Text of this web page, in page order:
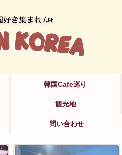
韓国Cafe巡り
観光地
問い合わせ